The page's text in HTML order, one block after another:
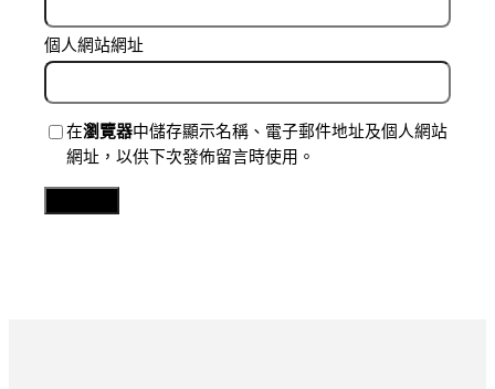
個人網站網址
在瀏覽器中儲存顯示名稱、電子郵件地址及個人網站
網址，以供下次發佈留言時使用。